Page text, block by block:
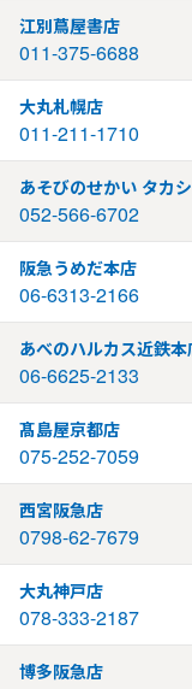
江別蔦屋書店
011-375-6688
大丸札幌店
011-211-1710
あそびのせかい タカ
052-566-6702
阪急うめだ本店
06-6313-2166
あべのハルカス近鉄本
06-6625-2133
髙島屋京都店
075-252-7059
西宮阪急店
0798-62-7679
大丸神戸店
078-333-2187
博多阪急店